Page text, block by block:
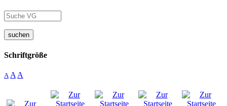
suchen
Schriftgröße
A A A